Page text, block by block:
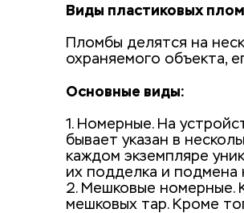
Виды пластиковых
Пломбы делятся на
охраняемого объекта,
Основные виды:
1. Номерные. На
бывает указан в
каждом экземпляре
их подделка и подмена
2. Мешковые номерные.
мешковых тар. Кроме